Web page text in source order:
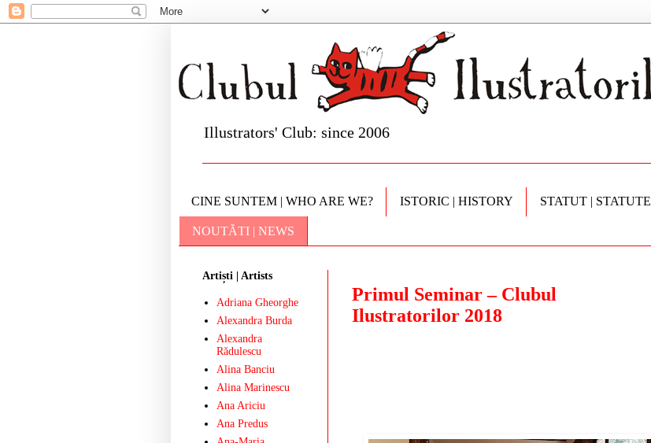
Illustrators' Club: since 2006
CINE SUNTEM | WHO ARE WE? ISTORIC | HISTORY STATUT | STATUTE
NOUTÃTI | NEWS
Primul Seminar – Clubul
Ilustratorilor 2018
Artiști | Artists
Adriana Gheorghe
Alexandra Burda
Alexandra
Rădulescu
Alina Banciu
Alina Marinescu
Ana Ariciu
Ana Predus